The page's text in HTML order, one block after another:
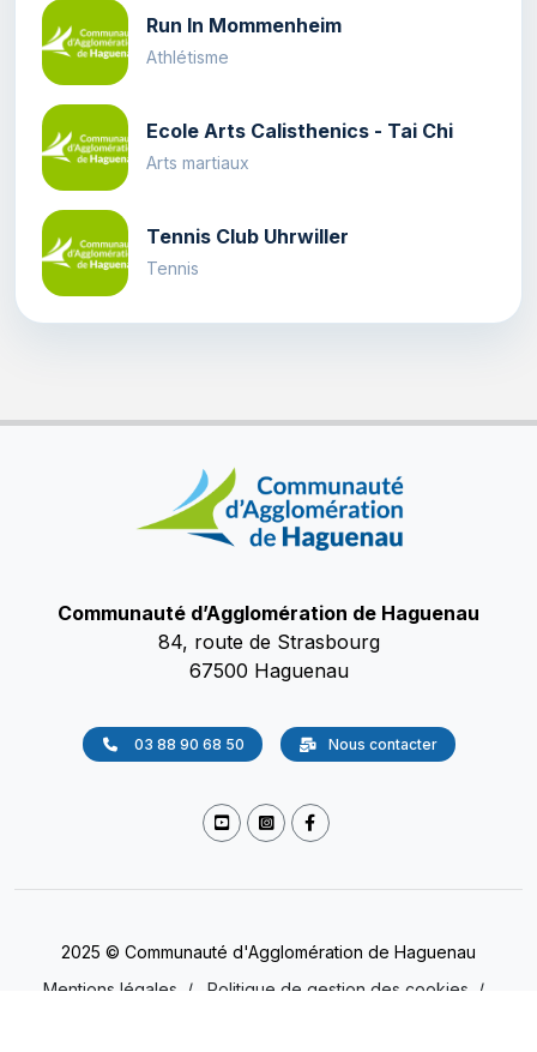
Run In Mommenheim
Athlétisme
Ecole Arts Calisthenics - Tai Chi
Arts martiaux
Tennis Club Uhrwiller
Tennis
Communauté d’Agglomération de Haguenau
84, route de Strasbourg
67500 Haguenau
03 88 90 68 50 Nous contacter
2025 © Communauté d'Agglomération de Haguenau
Mentions légales
/ Politique de gestion des cookies
/